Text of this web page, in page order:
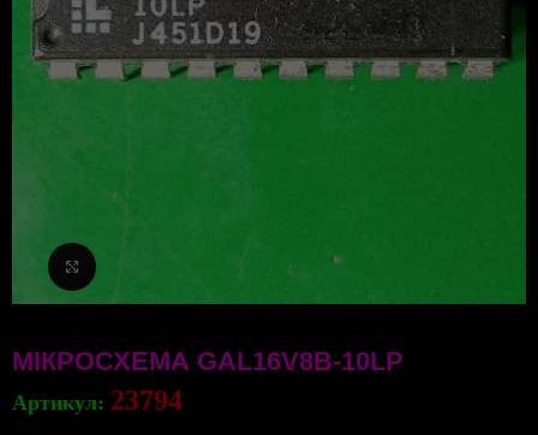
МІКРОСХЕМА GAL16V8B-10LP
Артикул: 23794